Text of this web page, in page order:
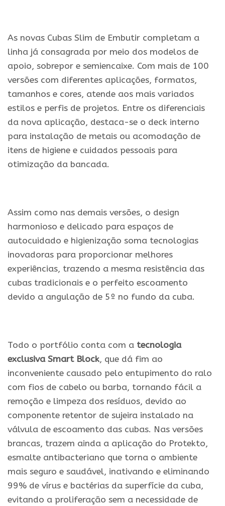
As novas Cubas Slim de Embutir completam a
linha já consagrada por meio dos modelos de
apoio, sobrepor e semiencaixe. Com mais de 100
versões com diferentes aplicações, formatos,
tamanhos e cores, atende aos mais variados
estilos e perfis de projetos. Entre os diferenciais
da nova aplicação, destaca-se o deck interno
para instalação de metais ou acomodação de
itens de higiene e cuidados pessoais para
otimização da bancada.
Assim como nas demais versões, o design
harmonioso e delicado para espaços de
autocuidado e higienização soma tecnologias
inovadoras para proporcionar melhores
experiências, trazendo a mesma resistência das
cubas tradicionais e o perfeito escoamento
devido a angulação de 5º no fundo da cuba.
Todo o portfólio conta com a tecnologia
exclusiva Smart Block, que dá fim ao
inconveniente causado pelo entupimento do ralo
com fios de cabelo ou barba, tornando fácil a
remoção e limpeza dos resíduos, devido ao
componente retentor de sujeira instalado na
válvula de escoamento das cubas. Nas versões
brancas, trazem ainda a aplicação do Protekto,
esmalte antibacteriano que torna o ambiente
mais seguro e saudável, inativando e eliminando
99% de vírus e bactérias da superfície da cuba,
evitando a proliferação sem a necessidade de